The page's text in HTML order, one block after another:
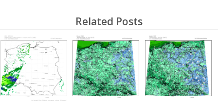
Related Posts